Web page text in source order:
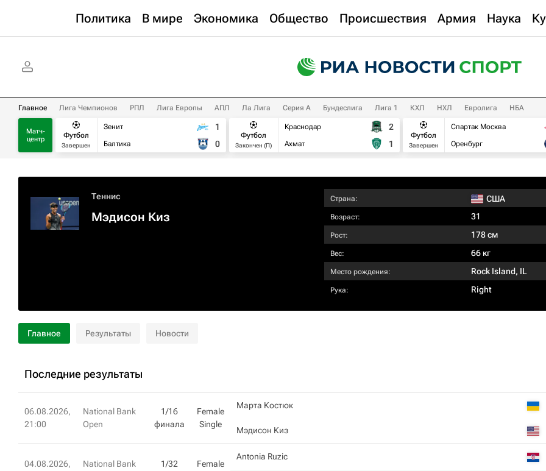
Политика В мире Экономика Общество Происшествия Армия Наука
Главное Лига Чемпионов РПЛ Лига Европы АПЛ Ла Лига Серия А Бундеслига Лига 1 КХЛ НХЛ Евролига НБА
Матч-
центр
Футбол
Завершен
Зенит
Балтика
1
0
Футбол
Закончен (П)
Краснодар
Ахмат
2
1
Футбол
Завершен
Спартак Москва
Оренбург
Теннис
Мэдисон Киз
Страна: США
Возраст: 31
Рост: 178 см
Вес: 66 кг
Место рождения: Rock Island, IL
Рука: Right
Главное Результаты Новости
Последние результаты
06.08.2026,
21:00
National Bank
Open
1/16
финала
Female
Single
Марта Костюк
Мэдисон Киз
04.08.2026,
National Bank
1/32
Female
Antonia Ruzic